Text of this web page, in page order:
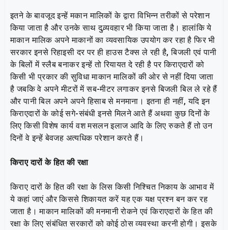
इतने के बावजूद इन्हें मकान मालिकों के द्वारा विभिन्न तरीकों से परेशान
किया जाता है और उनके साथ दुव्र्यवहार भी किया जाता है। हालांकि ये
माकान मालिक अपने माकानों का व्यवसायिक उपयोग कर रहा है फिर भी
सरकार इनसे रिहाइसी दर पर ही हाउस टैक्स ले रही है, बिजली एवं पानी
के बिलों में स्लैब बनाकर इन्हें तो रियायत दे रही है पर किराएदारों को
किसी भी प्रकार की सुविधा माकान मालिकों की ओर से नहीं दिया जाता
है जबकि वे अपने मीटरों में सब-मीटर लगाकर इनसे बिजली बिल ले रहे हैं
और पानी बिल अपने अपने हिसाब से मनमाना। इतना ही नहीं, यदि इन
किराएदारों के कोई सगे-संबंधी इनसे मिलने आते हैं अथवा कुछ दिनों के
लिए किसी विशेष कार्य वश मसलन इलाज आदि के लिए रुकते हैं तो उन
दिनों वे इन्हें बेवजह अत्यधिक परेशान करते हैं।
किराए दारों के हित की रक्षा
किराए दारों के हित की रक्षा के लिस किसी निश्चित निकाय के आभाव में
ये कहां जाएं और किससे शिकायत करें यह एक यक्ष प्रश्न बन कर रह
जाता है। माकान मालिकों की मनमानी रोकने एवं किराएदारों के हित की
रक्षा के लिए संबंधित सरकारों को कोई ठोस व्यवस्था करनी होगी। इसके